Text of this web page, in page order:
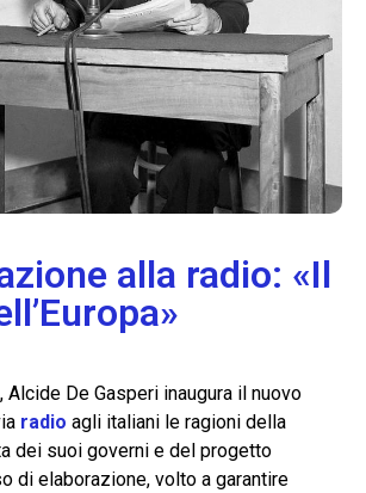
alla radio: «Il
Alcide De Gasperi inaugura il nuovo
radio agli italiani le ragioni della
dei suoi governi e del progetto
di elaborazione, volto a garantire